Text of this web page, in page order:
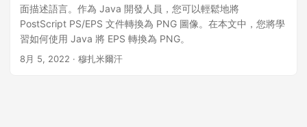
面描述語言。作為 Java 開發人員，您可以輕鬆地將
PostScript PS/EPS 文件轉換為 PNG 圖像。在本文中，您將學
習如何使用 Java 將 EPS 轉換為 PNG。
8月 5, 2022 · 穆扎米爾汗